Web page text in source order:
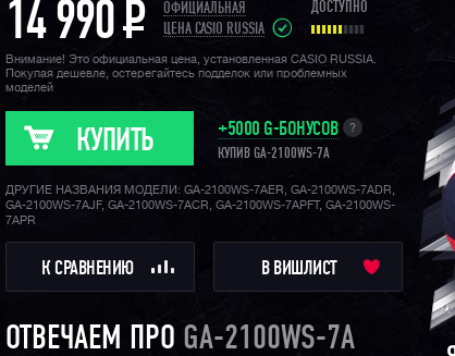
несколько секунд.
джишоков водозащиту в 200 метров, функции
секундомера, таймера, мирового времени, удобную
функцию складывания стрелок для считывания
информации с дисплеев, а также яркую двойную
подсветку циферблата и дисплея.
14 990P
ОФИЦИАЛЬНАЯ
ЦЕНА CASIO RUSSIA
ДОСТУПНО
Внимание! Это официальная цена, установленная CASIO RUSSIA.
Покупая дешевле, остерегайтесь подделок или проблемных
моделей
КУПИТЬ +5000 G-БОНУСОВ
КУПИВ GA-2100WS-7A
?
ДРУГИЕ НАЗВАНИЯ МОДЕЛИ: GA-2100WS-7AER, GA-2100WS-7ADR,
GA-2100WS-7AJF, GA-2100WS-7ACR, GA-2100WS-7APFT, GA-2100WS-
7APR
К СРАВНЕНИЮ В ВИШЛИСТ
ОТВЕЧАЕМ ПРО GA-2100WS-7A